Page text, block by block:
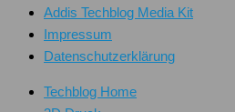
Addis Techblog Media Kit
Impressum
Datenschutzerklärung
Techblog Home